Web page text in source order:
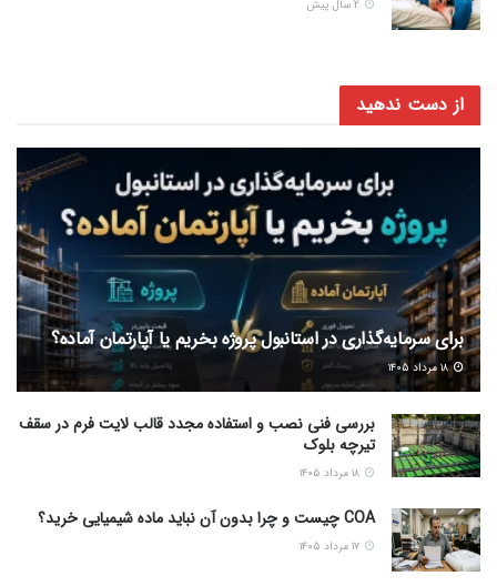
از دست ندهید
برای سرمایه‌گذاری در استانبول پروژه بخریم یا آپارتمان آماده؟
۱۸ مرداد ۱۴۰۵
بررسی فنی نصب و استفاده مجدد قالب لایت فرم در سقف
تیرچه بلوک
COA چیست و چرا بدون آن نباید ماده شیمیایی خرید؟